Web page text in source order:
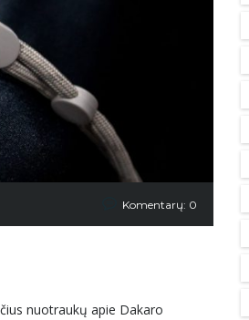
Komentarų: 0
nuotraukų apie Dakaro